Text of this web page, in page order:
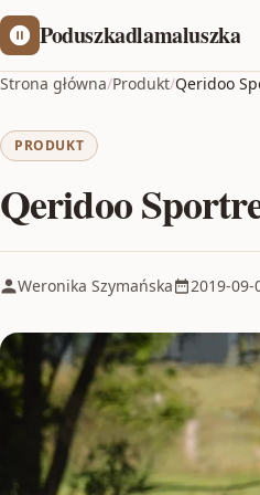
Poduszkadlamaluszka
Strona główna/Produkt/Qeridoo
PRODUKT
Qeridoo
Weronika Szymańska 2019-09-